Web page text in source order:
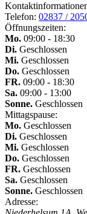
Telefon: 02837 /
Öffnungszeiten:
Mo. 09:00 - 18:30
Di. Geschlossen
Mi. Geschlossen
Do. Geschlossen
FR. 09:00 - 18:30
Sa. 09:00 - 13:00
Sonne. Geschlossen
Mittagspause:
Mo. Geschlossen
Di. Geschlossen
Mi. Geschlossen
Do. Geschlossen
FR. Geschlossen
Sa. Geschlossen
Sonne. Geschlossen
Adresse: